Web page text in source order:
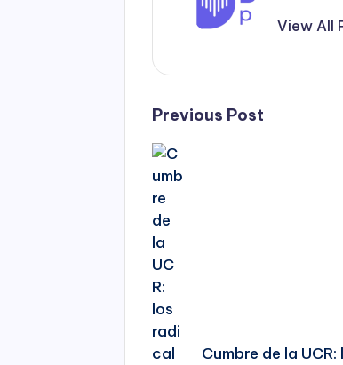
View All
Post
navigation
Previous Post
Cumbre de la UCR: